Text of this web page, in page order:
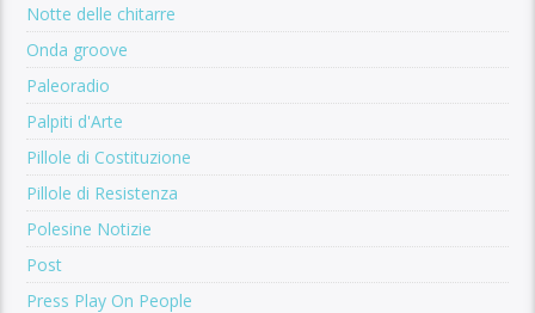
Notte delle chitarre
Onda groove
Paleoradio
Palpiti d'Arte
Pillole di Costituzione
Pillole di Resistenza
Polesine Notizie
Post
Press Play On People